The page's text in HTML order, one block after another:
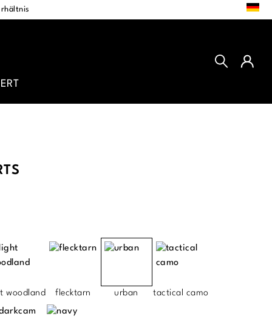
woodland flecktarn urban tactical camo